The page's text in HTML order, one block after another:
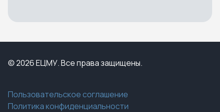
© 2026 ЕЦМУ. Все права защищены.
Пользовательское соглашение
Политика конфиденциальности